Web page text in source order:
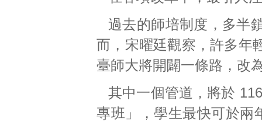
過去的師培制度，多半
而，宋曜廷觀察，許多年
臺師大將開闢一條路，改
其中一個管道，將於
專班」，學生最快可於兩